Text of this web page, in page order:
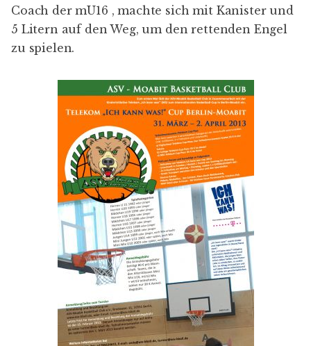
Coach der mU16 , machte sich mit Kanister und
5 Litern auf den Weg, um den rettenden Engel
zu spielen.